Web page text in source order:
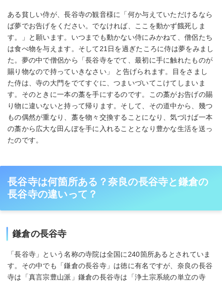
ある貧しい侍が、長谷寺の観音様に「何か与えていただけるなら
ば夢でお告げをください。でなければ、ここを動かず餓死しま
す。」と願います。いつまでも動かない侍にみかねて、僧侶たち
は食べ物を与えます。そして21日を過ぎたころに侍は夢をみまし
た。夢の中で僧侶から「長谷寺をでて、最初に手に触れたものが
賜り物なので持っていきなさい」 と告げられます。目をさまし
た侍は、寺の大門をでてすぐに、つまいづいてこけてしまいま
す。そのときに一本の藁を手にするのです。この藁がお告げの賜
り物に違いないと持って帰ります。そして、その道中から、幾つ
もの偶然が重なり、藁を物々交換することになり、気づけば一本
の藁から広大な田んぼを手に入れることとなり豊かな生活を送っ
たのです。
長谷寺は何箇所ある？奈良の長谷寺と鎌倉の
長谷寺の違いって？
鎌倉の長谷寺
「長谷寺」という名称の寺院は全国に240箇所あるとされていま
す。その中でも「鎌倉の長谷寺」は徳に有名ですが、奈良の長谷
寺は「真言宗豊山派」鎌倉の長谷寺は「浄土宗系統の単立の寺